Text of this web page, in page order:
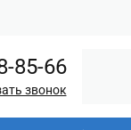
85-66
звонок